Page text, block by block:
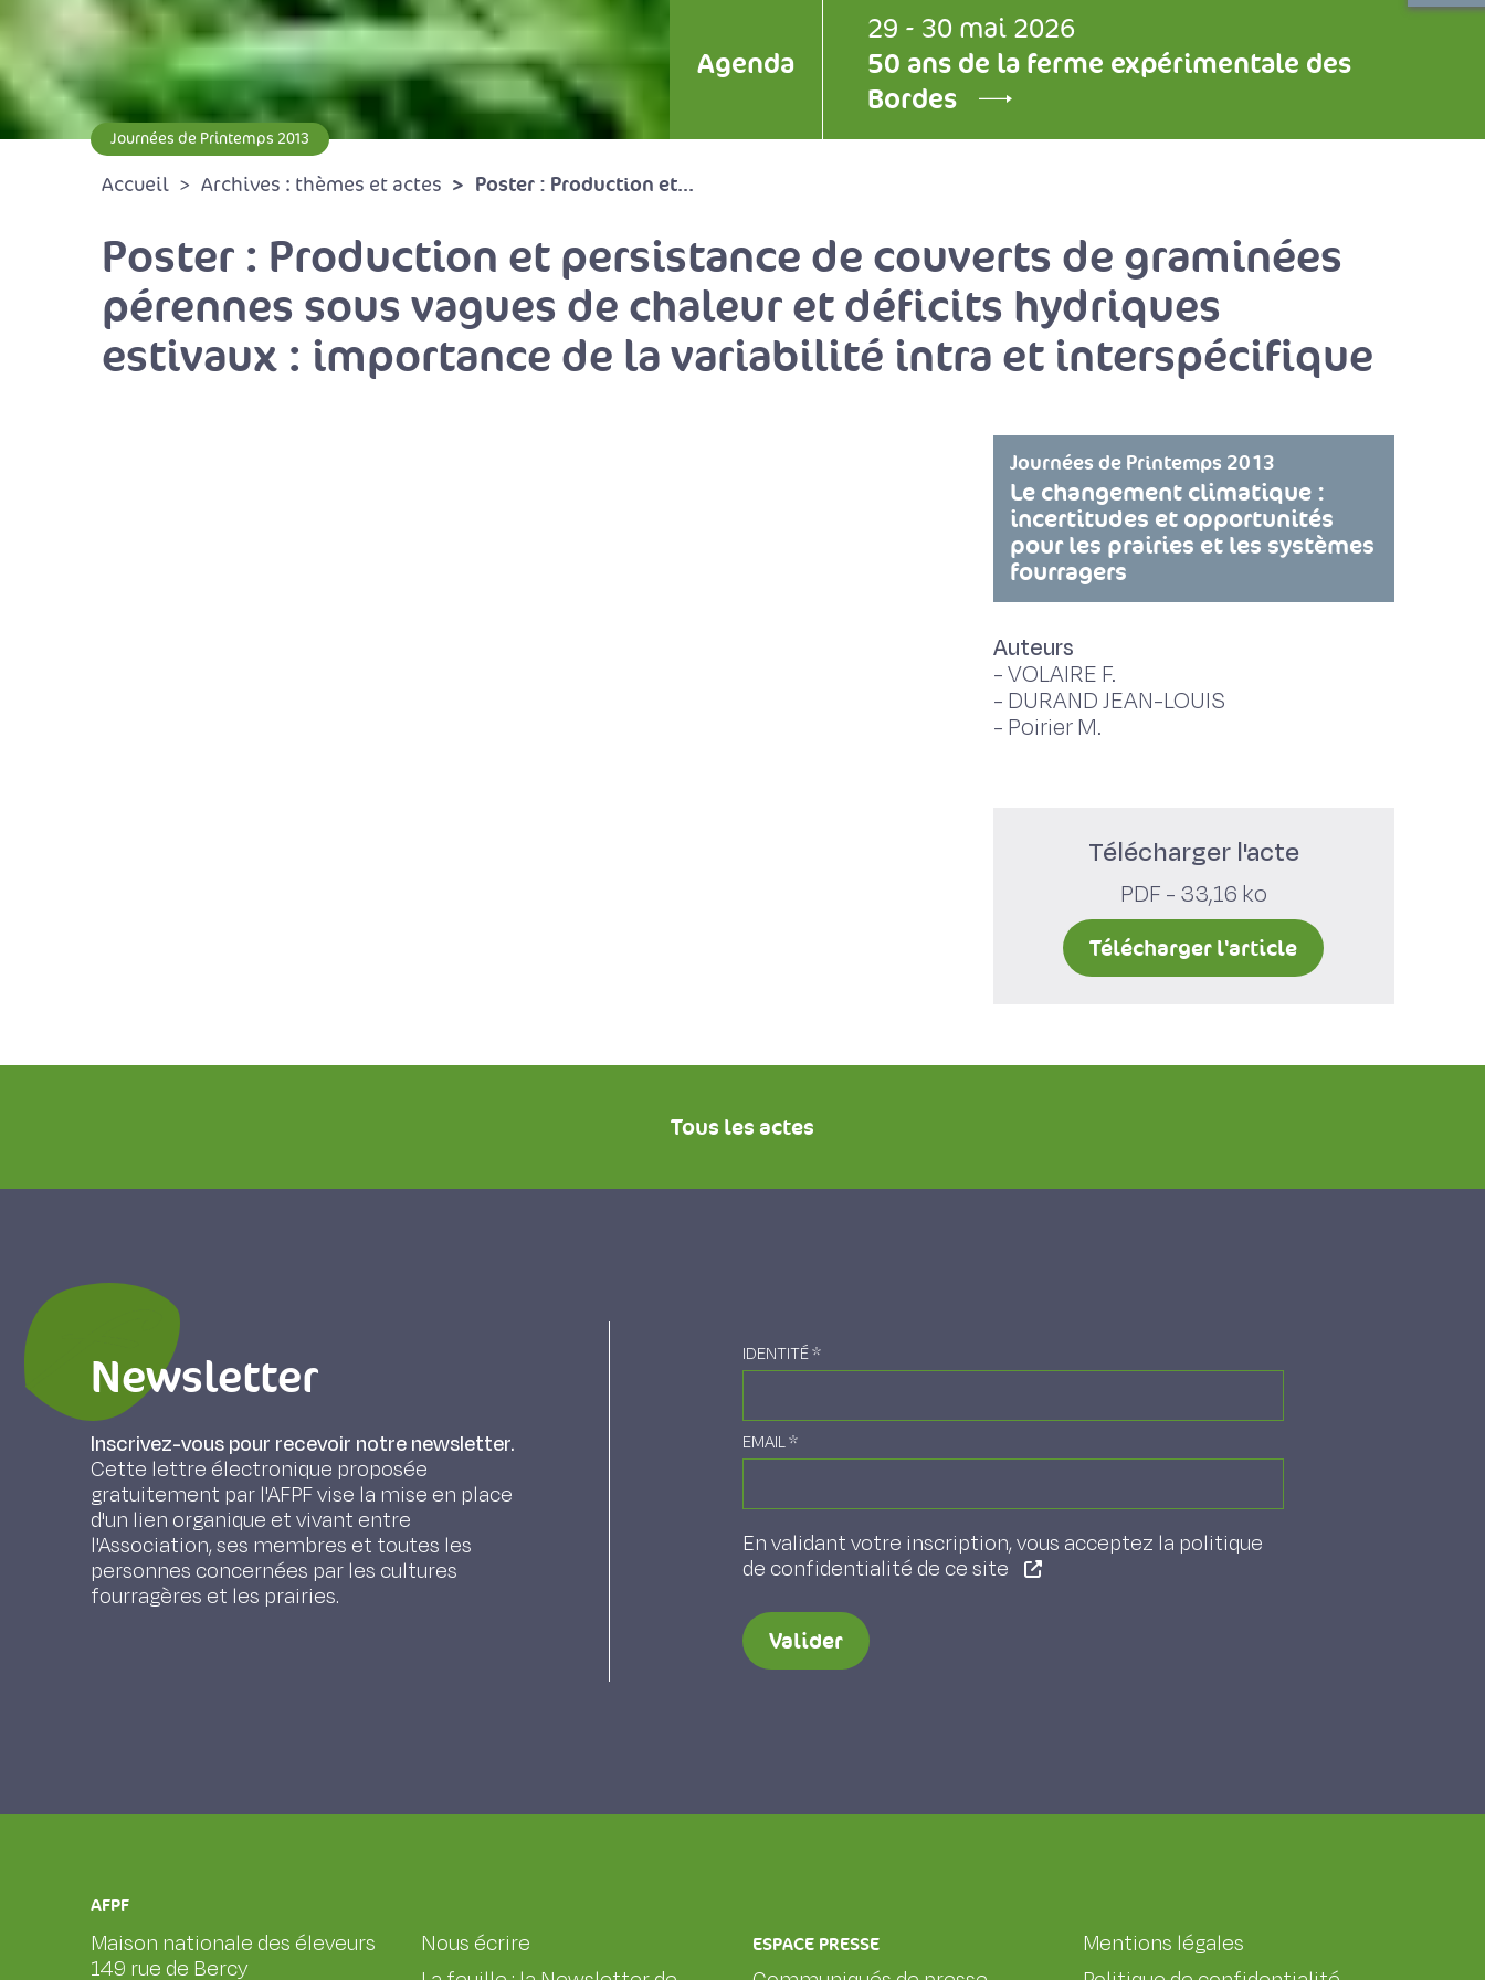
Agenda
29 - 30 mai 2026
50 ans de la ferme expérimentale des
Bordes
Journées de Printemps 2013
Accueil Archives : thèmes et actes Poster : Production et...
Poster : Production et persistance de couverts de graminées
pérennes sous vagues de chaleur et déficits hydriques
estivaux : importance de la variabilité intra et interspécifique
Journées de Printemps 2013
Le changement climatique :
incertitudes et opportunités
pour les prairies et les systèmes
fourragers
Auteurs
-VOLAIRE F.
- DURAND JEAN-LOUIS
- Poirier M.
Télécharger l'acte
PDF - 33,16 ko
Télécharger l'article
Tous les actes
Newsletter
Inscrivez-vous pour recevoir notre newsletter.
Cette lettre électronique proposée
gratuitement par l'AFPF vise la mise en place
d'un lien organique et vivant entre
l'Association, ses membres et toutes les
personnes concernées par les cultures
fourragères et les prairies.
IDENTITÉ*
EMAIL*
En validant votre inscription, vous acceptez la politique
de confidentialité de ce site
Valider
AFPF
Maison nationale des éleveurs
149 rue de Bercy
Nous écrire
ESPACE PRESSE
Mentions légales